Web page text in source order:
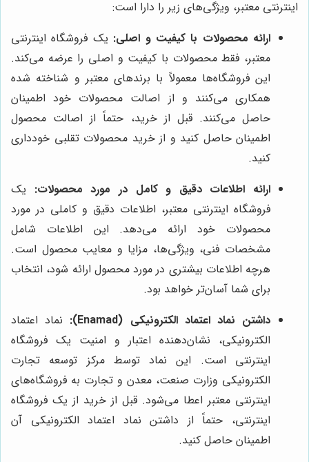
اینترنتی معتبر، ویژگی‌های زیر را دارا است:
ارائه محصولات با کیفیت و اصلی: یک فروشگاه اینترنتی
معتبر، فقط محصولات با کیفیت و اصلی را عرضه می‌کند.
این فروشگاه‌ها معمولاً با برندهای معتبر و شناخته شده
همکاری می‌کنند و از اصالت محصولات خود اطمینان
حاصل می‌کنند. قبل از خرید، حتماً از اصالت محصول
اطمینان حاصل کنید و از خرید محصولات تقلبی خودداری
کنید.
ارائه اطلاعات دقیق و کامل در مورد محصولات: یک
فروشگاه اینترنتی معتبر، اطلاعات دقیق و کاملی در مورد
محصولات خود ارائه می‌دهد. این اطلاعات شامل
مشخصات فنی، ویژگی‌ها، مزایا و معایب محصول است.
هرچه اطلاعات بیشتری در مورد محصول ارائه شود، انتخاب
برای شما آسان‌تر خواهد بود.
داشتن نماد اعتماد الکترونیکی (Enamad):
نماد اعتماد
الکترونیکی، نشان‌دهنده اعتبار و امنیت یک فروشگاه
اینترنتی است. این نماد توسط مرکز توسعه تجارت
الکترونیکی وزارت صنعت، معدن و تجارت به فروشگاه‌های
اینترنتی معتبر اعطا می‌شود. قبل از خرید از یک فروشگاه
اینترنتی، حتماً از داشتن نماد اعتماد الکترونیکی آن
اطمینان حاصل کنید.